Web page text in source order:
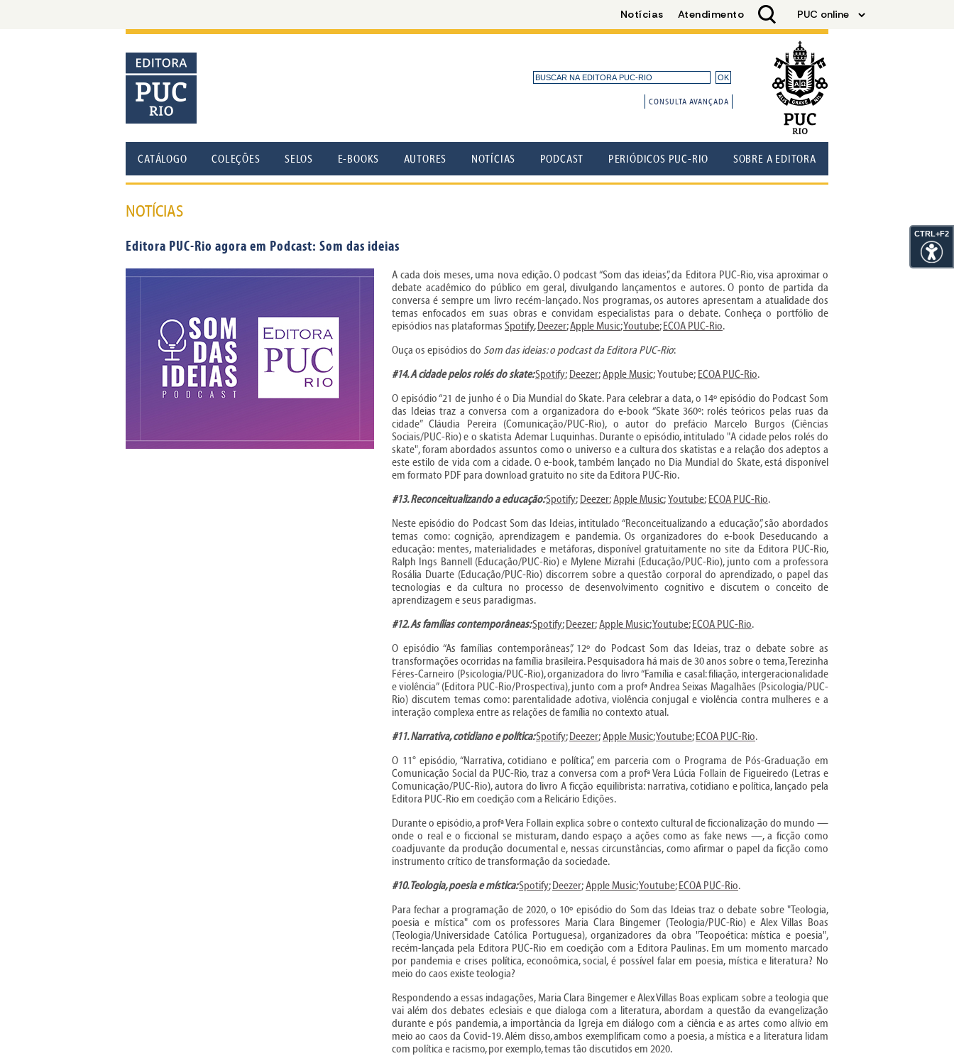
CTRL+F2
CONSULTA AVANÇADA
CATÁLOGO COLEÇÕES SELOS E-BOOKS AUTORES NOTÍCIAS PODCAST PERIÓDICOS PUC-RIO SOBRE A EDITORA
NOTÍCIAS
Editora PUC-Rio agora em Podcast: Som das ideias
A cada dois meses, uma nova edição. O podcast “Som das ideias”, da Editora PUC-Rio, visa aproximar o
debate acadêmico do público em geral, divulgando lançamentos e autores. O ponto de partida da
conversa é sempre um livro recém-lançado. Nos programas, os autores apresentam a atualidade dos
temas enfocados em suas obras e convidam especialistas para o debate. Conheça o portfólio de
episódios nas plataformas Spotify,Deezer;Apple Music;Youtube;ECOA PUC-Rio.
Ouça os episódios do Som das ideias: o podcast da Editora PUC-Rio:
#14. A cidade pelos rolés do skate:Spotify; Deezer;Apple Music;Youtube; ECOA PUC-Rio.
O episódio “21 de junho é o Dia Mundial do Skate. Para celebrar a data, o 14º episódio do Podcast Som
das Ideias traz a conversa com a organizadora do e-book “Skate 360º: rolés teóricos pelas ruas da
cidade” Cláudia Pereira (Comunicação/PUC-Rio), o autor do prefácio Marcelo Burgos (Ciências
Sociais/PUC-Rio) e o skatista Ademar Luquinhas. Durante o episódio, intitulado "A cidade pelos rolés do
skate", foram abordados assuntos como o universo e a cultura dos skatistas e a relação dos adeptos a
este estilo de vida com a cidade. O e-book, também lançado no Dia Mundial do Skate, está disponível
em formato PDF para download gratuito no site da Editora PUC-Rio.
#13. Reconceitualizando a educação:Spotify; Deezer;Apple Music;Youtube; ECOA PUC-Rio.
Neste episódio do Podcast Som das Ideias, intitulado “Reconceitualizando a educação”, são abordados
temas como: cognição, aprendizagem e pandemia. Os organizadores do e-book Deseducando a
educação: mentes, materialidades e metáforas, disponível gratuitamente no site da Editora PUC-Rio,
Ralph Ings Bannell (Educação/PUC-Rio) e Mylene Mizrahi (Educação/PUC-Rio), junto com a professora
Rosália Duarte (Educação/PUC-Rio) discorrem sobre a questão corporal do aprendizado, o papel das
tecnologias e da cultura no processo de desenvolvimento cognitivo e discutem o conceito de
aprendizagem e seus paradigmas.
#12. As famílias contemporâneas:Spotify;Deezer;Apple Music;Youtube;ECOA PUC-Rio.
O episódio “As famílias contemporâneas”, 12º do Podcast Som das Ideias, traz o debate sobre as
transformações ocorridas na família brasileira. Pesquisadora há mais de 30 anos sobre o tema, Terezinha
Féres-Carneiro (Psicologia/PUC-Rio), organizadora do livro “Família e casal: filiação, intergeracionalidade
e violência” (Editora PUC-Rio/Prospectiva), junto com a profª Andrea Seixas Magalhães (Psicologia/PUC-
Rio) discutem temas como: parentalidade adotiva, violência conjugal e violência contra mulheres e a
interação complexa entre as relações de família no contexto atual.
#11. Narrativa, cotidiano e política:Spotify;Deezer;Apple Music;Youtube;ECOA PUC-Rio.
O 11° episódio, “Narrativa, cotidiano e política”, em parceria com o Programa de Pós-Graduação em
Comunicação Social da PUC-Rio, traz a conversa com a profª Vera Lúcia Follain de Figueiredo (Letras e
Comunicação/PUC-Rio), autora do livro A ficção equilibrista: narrativa, cotidiano e política, lançado pela
Editora PUC-Rio em coedição com a Relicário Edições.
Durante o episódio, a profª Vera Follain explica sobre o contexto cultural de ficcionalização do mundo —
onde o real e o ficcional se misturam, dando espaço a ações como as fake news —, a ficção como
coadjuvante da produção documental e, nessas circunstâncias, como afirmar o papel da ficção como
instrumento crítico de transformação da sociedade.
#10. Teologia, poesia e mística:Spotify;Deezer;Apple Music;Youtube;ECOA PUC-Rio.
Para fechar a programação de 2020, o 10º episódio do Som das Ideias traz o debate sobre "Teologia,
poesia e mística" com os professores Maria Clara Bingemer (Teologia/PUC-Rio) e Alex Villas Boas
(Teologia/Universidade Católica Portuguesa), organizadores da obra "Teopoética: mística e poesia",
recém-lançada pela Editora PUC-Rio em coedição com a Editora Paulinas. Em um momento marcado
por pandemia e crises política, econoômica, social, é possível falar em poesia, mística e literatura? No
meio do caos existe teologia?
Respondendo a essas indagações, Maria Clara Bingemer e Alex Villas Boas explicam sobre a teologia que
vai além dos debates eclesiais e que dialoga com a literatura, abordam a questão da evangelização
durante e pós pandemia, a importância da Igreja em diálogo com a ciência e as artes como alívio em
meio ao caos da Covid-19. Além disso, ambos exemplificam como a poesia, a mística e a literatura lidam
com política e racismo, por exemplo, temas tão discutidos em 2020.